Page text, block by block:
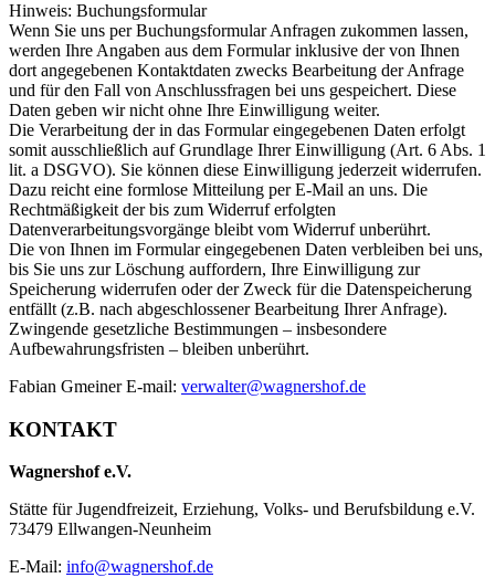
Hinweis: Buchungsformular
Wenn Sie uns per Buchungsformular Anfragen zukommen lassen,
werden Ihre Angaben aus dem Formular inklusive der von Ihnen
dort angegebenen Kontaktdaten zwecks Bearbeitung der Anfrage
und für den Fall von Anschlussfragen bei uns gespeichert. Diese
Daten geben wir nicht ohne Ihre Einwilligung weiter.
Die Verarbeitung der in das Formular eingegebenen Daten erfolgt
somit ausschließlich auf Grundlage Ihrer Einwilligung (Art. 6 Abs. 1
lit. a DSGVO). Sie können diese Einwilligung jederzeit widerrufen.
Dazu reicht eine formlose Mitteilung per E-Mail an uns. Die
Rechtmäßigkeit der bis zum Widerruf erfolgten
Datenverarbeitungsvorgänge bleibt vom Widerruf unberührt.
Die von Ihnen im Formular eingegebenen Daten verbleiben bei uns,
bis Sie uns zur Löschung auffordern, Ihre Einwilligung zur
Speicherung widerrufen oder der Zweck für die Datenspeicherung
entfällt (z.B. nach abgeschlossener Bearbeitung Ihrer Anfrage).
Zwingende gesetzliche Bestimmungen – insbesondere
Aufbewahrungsfristen – bleiben unberührt.
Fabian Gmeiner E-mail: verwalter@wagnershof.de
KONTAKT
Wagnershof e.V.
Stätte für Jugendfreizeit, Erziehung, Volks- und Berufsbildung e.V.
73479 Ellwangen-Neunheim
E-Mail: info@wagnershof.de